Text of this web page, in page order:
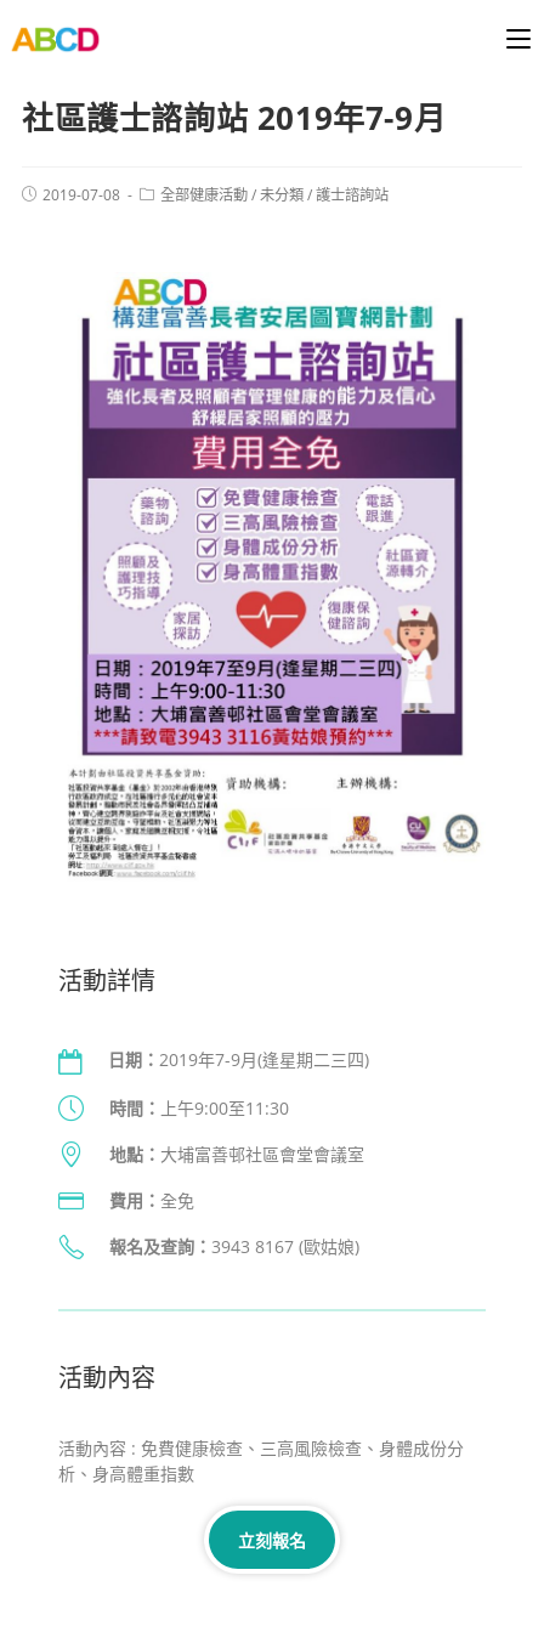
社區護士諮詢站 2019年7-9月
2019-07-08 全部健康活動/未分類/護士諮詢站
活動詳情
日期： 2019年7-9月(逢星期二三四)
時間： 上午9:00至11:30
地點： 大埔富善邨社區會堂會議室
費用： 全免
報名及查詢： 3943 8167 (歐姑娘)
活動內容
活動內容 : 免費健康檢查、三高風險檢查、身體成份分
析、身高體重指數
立刻報名